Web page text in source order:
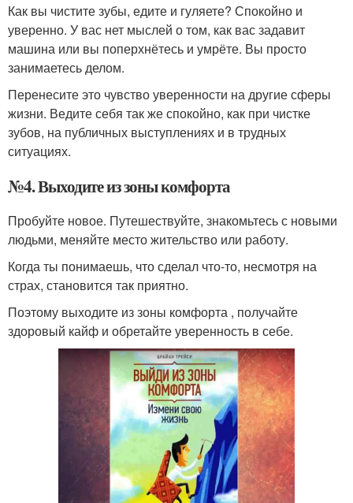
Как вы чистите зубы, едите и гуляете? Спокойно и
уверенно. У вас нет мыслей о том, как вас задавит
машина или вы поперхнётесь и умрёте. Вы просто
занимаетесь делом.
Перенесите это чувство уверенности на другие сферы
жизни. Ведите себя так же спокойно, как при чистке
зубов, на публичных выступлениях и в трудных
ситуациях.
№4. Выходите из зоны комфорта
Пробуйте новое. Путешествуйте, знакомьтесь с новыми
людьми, меняйте место жительство или работу.
Когда ты понимаешь, что сделал что-то, несмотря на
страх, становится так приятно.
Поэтому выходите из зоны комфорта , получайте
здоровый кайф и обретайте уверенность в себе.